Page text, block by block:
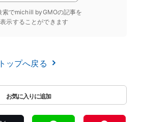
索でmichill byGMOの記事を
示することができます
トップへ戻る